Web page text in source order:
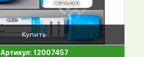
Купить
Артикул: 12007457